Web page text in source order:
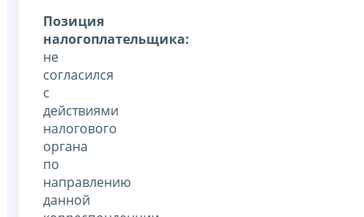
Позиция
налогоплательщика:
не
согласился
с
действиями
налогового
органа
по
направлению
данной